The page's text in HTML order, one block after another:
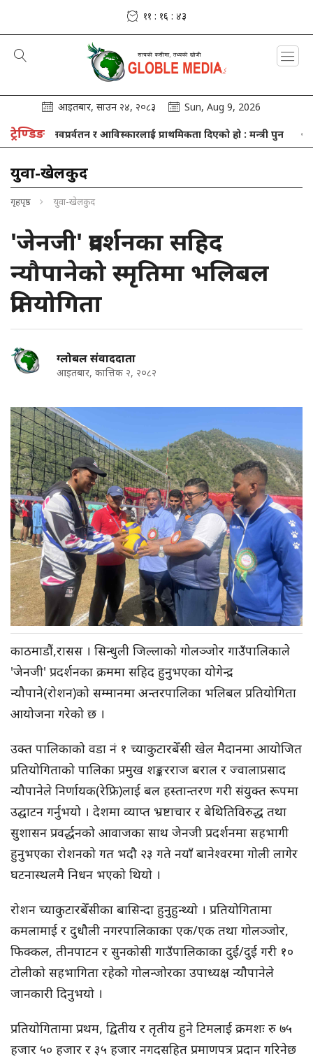
११ : १६ : ४४
आइतबार, साउन २४, २०८३ Sun, Aug 9, 2026
ट्रेण्डिङ
नवप्रर्वतन र आविस्कारलाई प्राथमिकता दिएको हो : मन्त्री पुन आज
युवा-खेलकुद
गृहपृष्ठ युवा-खेलकुद
'जेनजी' प्रदर्शनका सहिद
न्यौपानेको स्मृतिमा भलिबल
प्रतियोगिता
ग्लोबल संवाददाता
आइतबार, कात्तिक २, २०८२
काठमाडौं,रासस । सिन्धुली जिल्लाको गोलञ्जोर गाउँपालिकाले
'जेनजी' प्रदर्शनका क्रममा सहिद हुनुभएका योगेन्द्र
न्यौपाने(रोशन)को सम्मानमा अन्तरपालिका भलिबल प्रतियोगिता
आयोजना गरेको छ ।
उक्त पालिकाको वडा नं १ च्याकुटारबेँसी खेल मैदानमा आयोजित
प्रतियोगिताको पालिका प्रमुख शङ्करराज बराल र ज्वालाप्रसाद
न्यौपानेले निर्णायक(रेफ्रि)लाई बल हस्तान्तरण गरी संयुक्त रूपमा
उद्घाटन गर्नुभयो । देशमा व्याप्त भ्रष्टाचार र बेथितिविरुद्ध तथा
सुशासन प्रवर्द्धनको आवाजका साथ जेनजी प्रदर्शनमा सहभागी
हुनुभएका रोशनको गत भदौ २३ गते नयाँ बानेश्वरमा गोली लागेर
घटनास्थलमै निधन भएको थियो ।
रोशन च्याकुटारबेँसीका बासिन्दा हुनुहुन्थ्यो । प्रतियोगितामा
कमलामाई र दुधौली नगरपालिकाका एक/एक तथा गोलञ्जोर,
फिक्कल, तीनपाटन र सुनकोसी गाउँपालिकाका दुई/दुई गरी १०
टोलीको सहभागिता रहेको गोलन्जोरका उपाध्यक्ष न्यौपानेले
जानकारी दिनुभयो ।
प्रतियोगितामा प्रथम, द्वितीय र तृतीय हुने टिमलाई क्रमशः रु ७५
हजार ५० हजार र ३५ हजार नगदसहित प्रमाणपत्र प्रदान गरिनेछ